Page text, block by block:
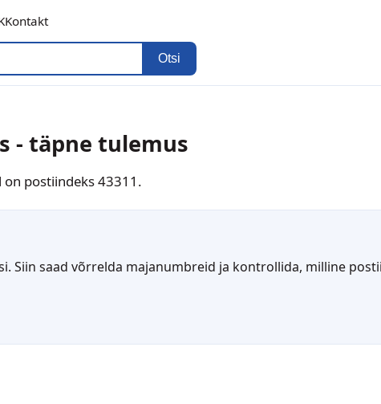
Kontakt
Otsi
- täpne tulemus
on postiindeks 43311.
Siin saad võrrelda majanumbreid ja kontrollida, milline